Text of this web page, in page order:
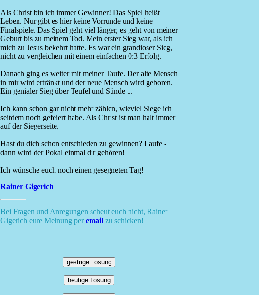
Als Christ bin ich immer Gewinner! Das Spiel heißt
Leben. Nur gibt es hier keine Vorrunde und keine
Finalspiele. Das Spiel geht viel länger, es geht von meiner
Geburt bis zu meinem Tod. Mein erster Sieg war, als ich
mich zu Jesus bekehrt hatte. Es war ein grandioser Sieg,
nicht zu vergleichen mit einem einfachen 0:3 Erfolg.
Danach ging es weiter mit meiner Taufe. Der alte Mensch
in mir wird ertränkt und der neue Mensch wird geboren.
Ein genialer Sieg über Teufel und Sünde ...
Ich kann schon gar nicht mehr zählen, wieviel Siege ich
seitdem noch gefeiert habe. Als Christ ist man halt immer
auf der Siegerseite.
Hast du dich schon entschieden zu gewinnen? Laufe -
dann wird der Pokal einmal dir gehören!
Ich wünsche euch noch einen gesegneten Tag!
Rainer Gigerich
Bei Fragen und Anregungen scheut euch nicht, Rainer
Gigerich eure Meinung peremailzu schicken!
gestrige Losung
heutige Losung